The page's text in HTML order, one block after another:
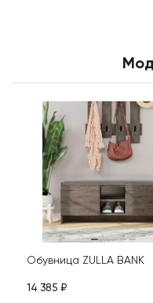
Обувница ZULLA BANK
14 385 ₽